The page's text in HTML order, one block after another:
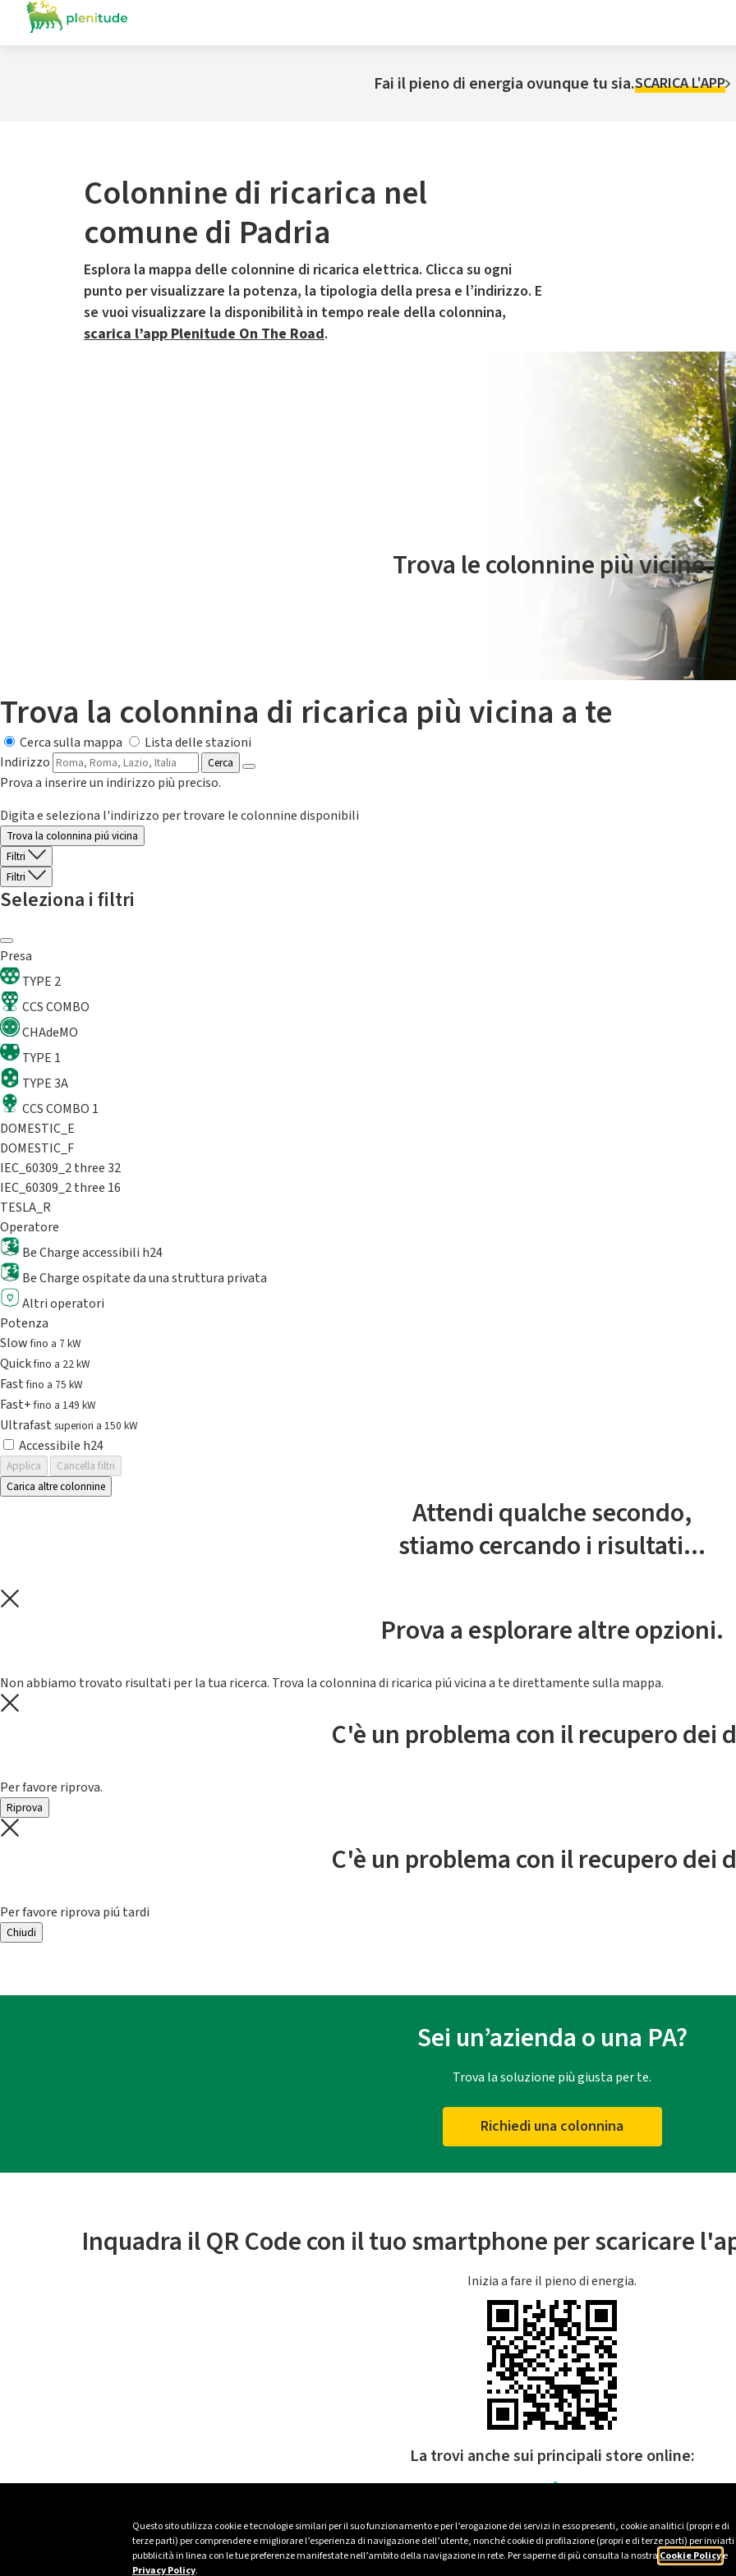
Questo sito utilizza cookie e tecnologie similari per il suo funzionamento e per l’erogazione dei servizi in esso presenti, cookie analitici (propri e di
terze parti) per comprendere e migliorare l’esperienza di navigazione dell’utente, nonché cookie di profilazione (propri e di terze parti) per inviarti
pubblicità in linea con le tue preferenze manifestate nell’ambito della navigazione in rete. Per saperne di più consulta la nostra Cookie Policye
Privacy Policy.
Fai il pieno di energia ovunque tu sia.SCARICA L'APP
Colonnine di ricarica nel
comune di Padria
Esplora la mappa delle colonnine di ricarica elettrica. Clicca su ogni
punto per visualizzare la potenza, la tipologia della presa e l’indirizzo. E
se vuoi visualizzare la disponibilità in tempo reale della colonnina,
scarica l’app Plenitude On The Road.
Il servizio di mobilità elettrica è gestito da Plenitude On The Road
Trova le colonnine più vicine.
Trova la colonnina di ricarica più vicina a te
Cerca sulla mappa
Lista delle stazioni
Indirizzo
Cerca
Prova a inserire un indirizzo più preciso.
Digita e seleziona l'indirizzo per trovare le colonnine disponibili
Trova la colonnina piú vicina
Filtri
Filtri
Seleziona i filtri
Presa
TYPE 2
CCS COMBO
CHAdeMO
TYPE 1
TYPE 3A
CCS COMBO 1
DOMESTIC_E
DOMESTIC_F
IEC_60309_2 three 32
IEC_60309_2 three 16
TESLA_R
Operatore
Be Charge accessibili h24
Be Charge ospitate da una struttura privata
Altri operatori
Potenza
Slowfino a 7 kW
Quickfino a 22 kW
Fastfino a 75 kW
Fast+fino a 149 kW
Ultrafast superiori a 150 kW
Accessibile h24
Applica
Cancella filtri
Carica altre colonnine
Attendi qualche secondo,
stiamo cercando i risultati...
Prova a esplorare altre opzioni.
Non abbiamo trovato risultati per la tua ricerca. Trova la colonnina di ricarica piú vicina a te direttamente sulla mappa.
C'è un problema con il recupero dei
Per favore riprova.
Riprova
C'è un problema con il recupero dei
Per favore riprova piú tardi
Chiudi
Sei un’azienda o una PA?
Trova la soluzione più giusta per te.
Richiedi una colonnina
Inquadra il QR Code con il tuo smartphone per scaricare
Inizia a fare il pieno di energia.
La trovi anche sui principali store online: